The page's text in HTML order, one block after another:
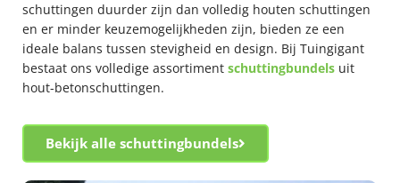
schuttingen duurder zijn dan volledig houten schuttingen
en er minder keuzemogelijkheden zijn, bieden ze een
ideale balans tussen stevigheid en design. Bij Tuingigant
bestaat ons volledige assortiment schuttingbundels uit
hout-betonschuttingen.
Bekijk alle schuttingbundels